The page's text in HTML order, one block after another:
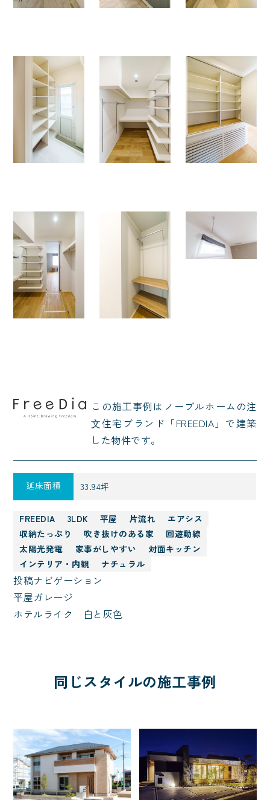
この施⼯事例はノーブルホームの注
⽂住宅ブランド「FREEDIA」で建築
した物件です。
延床面積 33.94坪
FREEDIA 3LDK 平屋 片流れ
エアシス
収納たっぷり
吹き抜けのある家
回遊動線
太陽光発電
家事がしやすい
対面キッチン
インテリア・内観
ナチュラル
投稿ナビゲーション
平屋ガレージ
ホテルライク 白と灰色
同じスタイルの施工事例